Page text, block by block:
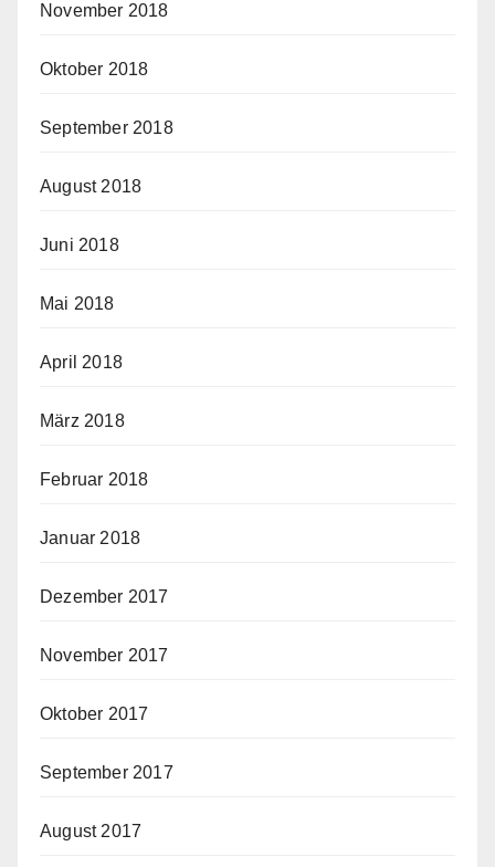
November 2018
Oktober 2018
September 2018
August 2018
Juni 2018
Mai 2018
April 2018
März 2018
Februar 2018
Januar 2018
Dezember 2017
November 2017
Oktober 2017
September 2017
August 2017